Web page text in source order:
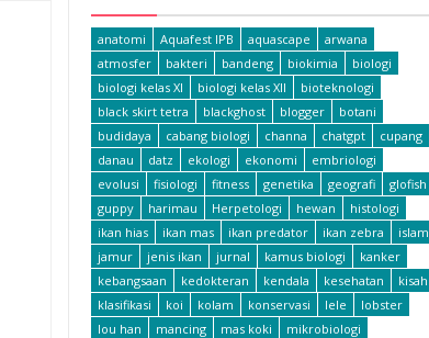
anatomi Aquafest IPB aquascape
arwana
atmosfer
bakteri bandeng biokimia
biologi
biologi kelas XI
biologi kelas XII
bioteknologi
black skirt tetra
blackghost blogger
botani
budidaya
cabang biologi channa chatgpt
cupang
danau
datz ekologi ekonomi
embriologi
evolusi
fisiologi fitness genetika geografi
glofish
guppy
harimau Herpetologi hewan
histologi
ikan hias
ikan mas ikan predator ikan zebra
islam
jamur
jenis ikan jurnal kamus biologi
kanker
kebangsaan
kedokteran kendala kesehatan
kisah
klasifikasi
koi kolam konservasi lele
lobster
lou han
mancing mas koki
mikrobiologi